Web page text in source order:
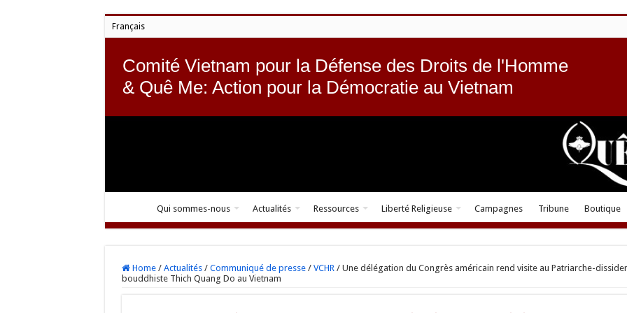
Français
Comité Vietnam pour la Défense des Droits de l'Homme
& Quê Me: Action pour la Démocratie au Vietnam
Qui sommes-nous Actualités Ressources Liberté Religieuse Campagnes Tribune Boutique
Home / Actualités / Communiqué de presse / VCHR / Une délégation du Congrès américain rend visite au Patriarche-
bouddhiste Thich Quang Do au Vietnam